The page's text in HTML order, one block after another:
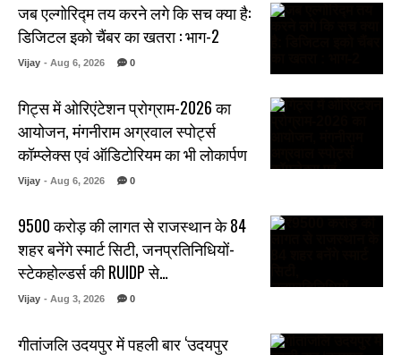
जब एल्गोरिद्म तय करने लगे कि सच क्या है:
डिजिटल इको चैंबर का खतरा : भाग-2
Vijay - Aug 6, 2026 0
गिट्स में ओरिएंटेशन प्रोग्राम-2026 का
आयोजन, मंगनीराम अग्रवाल स्पोर्ट्स
कॉम्प्लेक्स एवं ऑडिटोरियम का भी लोकार्पण
Vijay - Aug 6, 2026 0
₹9500 करोड़ की लागत से राजस्थान के 84
शहर बनेंगे स्मार्ट सिटी, जनप्रतिनिधियों-
स्टेकहोल्डर्स की RUIDP से…
Vijay - Aug 3, 2026 0
गीतांजलि उदयपुर में पहली बार ‘उदयपुर